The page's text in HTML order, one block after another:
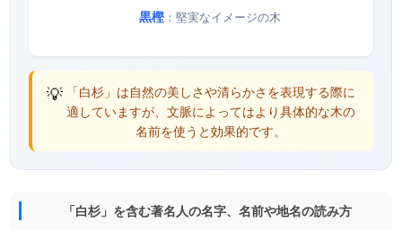
黒樫：堅実なイメージの木
💡 「白杉」は自然の美しさや清らかさを表現する際に
適していますが、文脈によってはより具体的な木の
名前を使うと効果的です。
「白杉」を含む著名人の名字、名前や地名の読み方